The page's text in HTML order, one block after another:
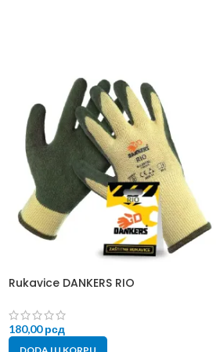
Rukavice DANKERS RIO
180,00рсд
DODAJ U KORPU